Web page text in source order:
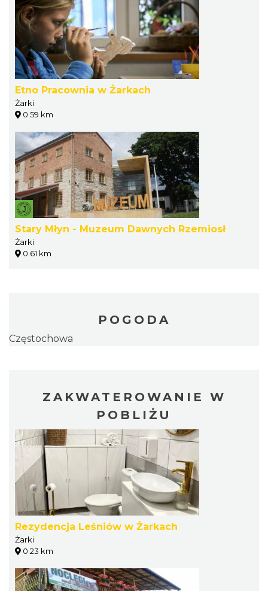
Etno Pracownia w Żarkach
Żarki
0.59 km
Stary Młyn - Muzeum Dawnych Rzemiosł
Żarki
0.61 km
POGODA
Częstochowa
ZAKWATEROWANIE W
POBLIŻU
Rezydencja Leśniów w Żarkach
Żarki
0.23 km